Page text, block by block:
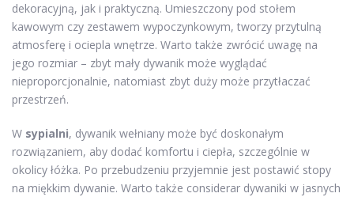
dekoracyjną, jak i praktyczną. Umieszczony pod stołem
kawowym czy zestawem wypoczynkowym, tworzy przytulną
atmosferę i ociepla wnętrze. Warto także zwrócić uwagę na
jego rozmiar – zbyt mały dywanik może wyglądać
nieproporcjonalnie, natomiast zbyt duży może przytłaczać
przestrzeń.
W sypialni, dywanik wełniany może być doskonałym
rozwiązaniem, aby dodać komfortu i ciepła, szczególnie w
okolicy łóżka. Po przebudzeniu przyjemnie jest postawić stopy
na miękkim dywanie. Warto także considerar dywaniki w jasnych